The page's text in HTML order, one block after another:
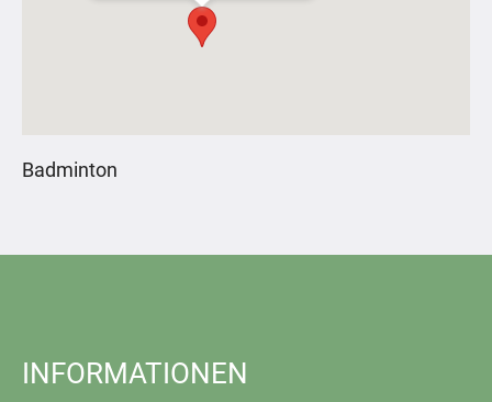
Badminton
INFORMATIONEN